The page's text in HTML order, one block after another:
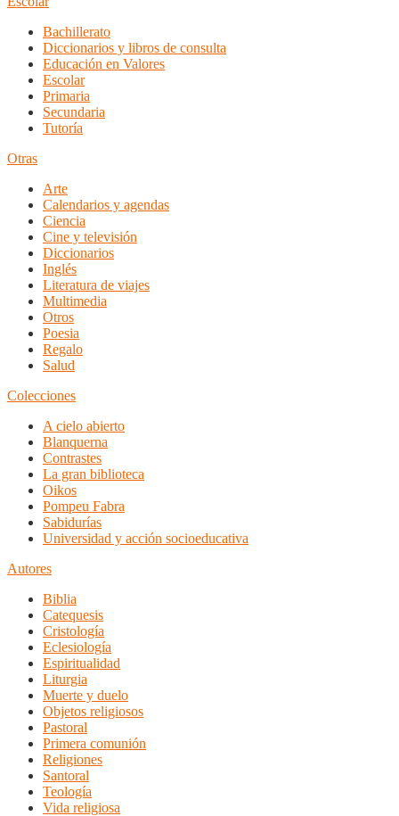
Bachillerato
Diccionarios y libros de consulta
Educación en Valores
Escolar
Primaria
Secundaria
Tutoría
Otras
Arte
Calendarios y agendas
Ciencia
Cine y televisión
Diccionarios
Inglés
Literatura de viajes
Multimedia
Otros
Poesia
Regalo
Salud
Colecciones
A cielo abierto
Blanquerna
Contrastes
La gran biblioteca
Oikos
Pompeu Fabra
Sabidurías
Universidad y acción socioeducativa
Autores
Biblia
Catequesis
Cristología
Eclesiología
Espiritualidad
Liturgia
Muerte y duelo
Objetos religiosos
Pastoral
Primera comunión
Religiones
Santoral
Teología
Vida religiosa